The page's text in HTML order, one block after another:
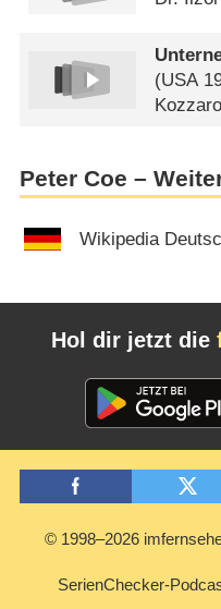
(USA
Peter Coe –
Wikipedia
Hol dir jetzt die
© 1998–2026
SerienChecker-